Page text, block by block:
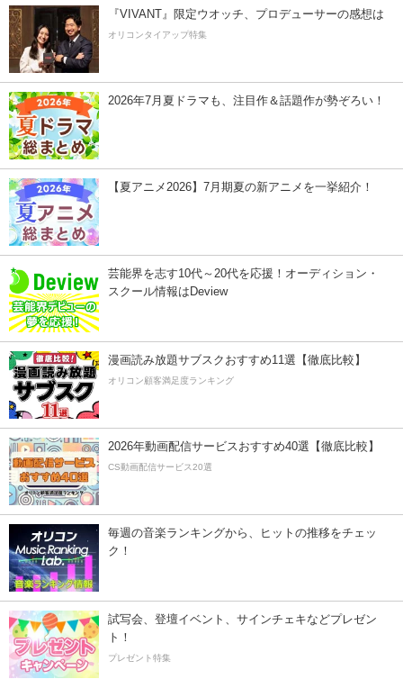
『VIVANT』限定ウオッチ、プロデューサーの感想は
オリコンタイアップ特集
2026年7月夏ドラマも、注目作＆話題作が勢ぞろい！
【夏アニメ2026】7月期夏の新アニメを一挙紹介！
芸能界を志す10代～20代を応援！オーディション・
スクール情報はDeview
漫画読み放題サブスクおすすめ11選【徹底比較】
オリコン顧客満足度ランキング
2026年動画配信サービスおすすめ40選【徹底比較】
CS動画配信サービス20選
毎週の音楽ランキングから、ヒットの推移をチェッ
ク！
試写会、登壇イベント、サインチェキなどプレゼン
ト！
プレゼント特集